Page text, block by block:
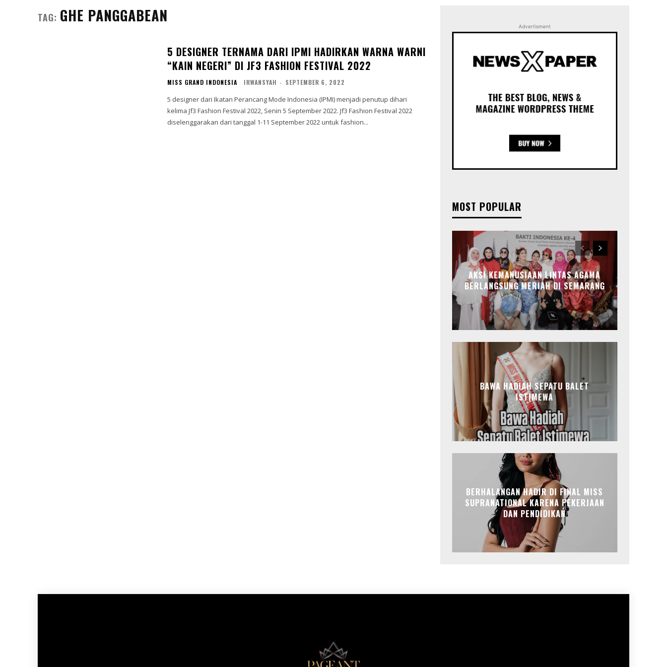
TAG: GHE PANGGABEAN
5 DESIGNER TERNAMA DARI IPMI HADIRKAN WARNA WARNI
“KAIN NEGERI” DI JF3 FASHION FESTIVAL 2022
MISS GRAND INDONESIA IRWANSYAH - SEPTEMBER 6, 2022
5 designer dari Ikatan Perancang Mode Indonesia (IPMI) menjadi penutup dihari
kelima Jf3 Fashion Festival 2022, Senin 5 September 2022. Jf3 Fashion Festival 2022
diselenggarakan dari tanggal 1-11 September 2022 untuk fashion...
Advertisment
MOST POPULAR
AKSI KEMANUSIAAN LINTAS AGAMA
BERLANGSUNG MERIAH DI SEMARANG
BAWA HADIAH SEPATU BALET
ISTIMEWA
BERHALANGAN HADIR DI FINAL MISS
SUPRANATIONAL KARENA PEKERJAAN
DAN PENDIDIKAN